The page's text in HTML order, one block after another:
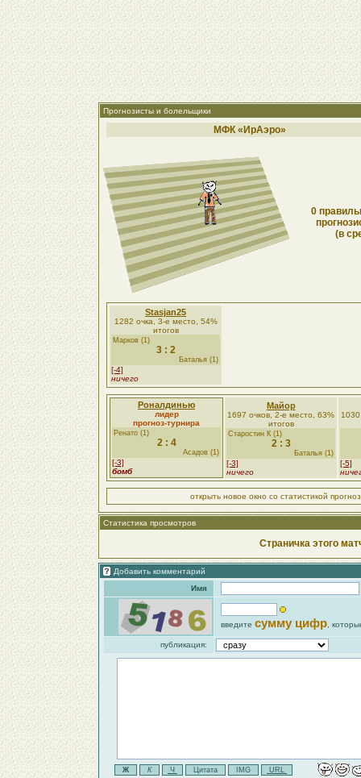
Прогнозисты и болельщики
МФК «ИрАэро»
0
(в
Stasjan25
1282 очка, 3-е место, 54%
итогов
Марков (1)
3 : 2
Баталья (1)
[-4]
ничего
Роналдинью
лидер
прогноз-турнира
Ренато (1)
2 : 4
Асадов (1)
[-3]
бомб
Майор
1697 очков, 2-е место, 63%
итогов
Старостин К (1)
2 : 3
Баталья (1)
[-3]
ничего
[-5]
открыть новое окно со статистикой
Статистика просмотров
Страничка этого
Добавить комментарий
Имя
введите сумму цифр ,
публикация: